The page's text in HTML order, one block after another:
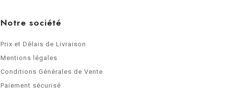
Notre société
Prix et Délais de Livraison
Mentions légales
Conditions Générales de Vente
Paiement sécurisé